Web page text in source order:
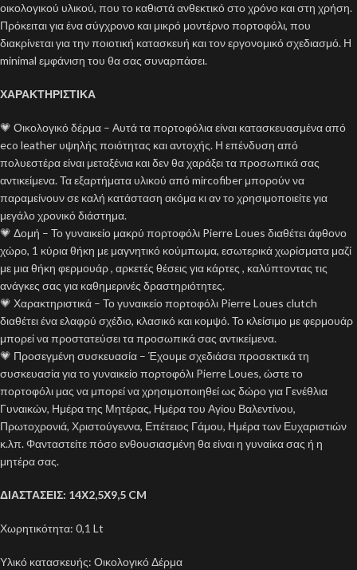
οικολογικού υλικού, που το καθιστά ανθεκτικό στο χρόνο και στη χρήση.
Πρόκειται για ένα σύγχρονο και μικρό μοντέρνο πορτοφόλι, που
διακρίνεται για την ποιοτική κατασκευή και τον εργονομικό σχεδιασμό. Η
minimal εμφάνιση του θα σας συναρπάσει.
ΧΑΡΑΚΤΗΡΙΣΤΙΚΑ
💗 Οικολογικό δέρμα – Αυτά τα πορτοφόλια είναι κατασκευασμένα από
eco leather υψηλής ποιότητας και αντοχής. Η επένδυση από
πολυεστέρα είναι μεταξένια και δεν θα χαράξει τα προσωπικά σας
αντικείμενα. Τα εξαρτήματα υλικού από mircofiber μπορούν να
παραμείνουν σε καλή κατάσταση ακόμα κι αν το χρησιμοποιείτε για
μεγάλο χρονικό διάστημα.
💗 Δομή – Το γυναικείο μακρύ πορτοφόλι Pierre Loues διαθέτει άφθονο
χώρο, 1 κύρια θήκη με μαγνητικό κούμπωμα, εσωτερικά χωρίσματα μαζί
με μια θήκη φερμουάρ , αρκετές θέσεις για κάρτες , καλύπτοντας τις
ανάγκες σας για καθημερινές δραστηριότητες.
💗 Χαρακτηριστικά – Το γυναικείο πορτοφόλι Pierre Loues clutch
διαθέτει ένα ελαφρύ σχέδιο, κλασικό και κομψό. Το κλείσιμο με φερμουάρ
μπορεί να προστατεύσει τα προσωπικά σας αντικείμενα.
💗 Προσεγμένη συσκευασία – Έχουμε σχεδιάσει προσεκτικά τη
συσκευασία για το γυναικείο πορτοφόλι Pierre Loues, ώστε το
πορτοφόλι μας να μπορεί να χρησιμοποιηθεί ως δώρο για Γενέθλια
Γυναικών, Ημέρα της Μητέρας, Ημέρα του Αγίου Βαλεντίνου,
Πρωτοχρονιά, Χριστούγεννα, Επέτειος Γάμου, Ημέρα των Ευχαριστιών
κ.λπ. Φανταστείτε πόσο ενθουσιασμένη θα είναι η γυναίκα σας ή η
μητέρα σας.
ΔΙΑΣΤΑΣΕΙΣ: 14Χ2,5Χ9,5 CM
Χωρητικότητα: 0,1 Lt
Υλικό κατασκευής: Οικολογικό Δέρμα